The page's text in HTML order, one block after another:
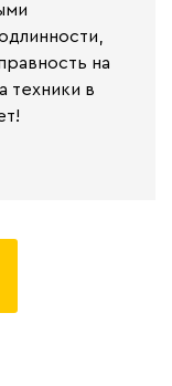
на
техники в